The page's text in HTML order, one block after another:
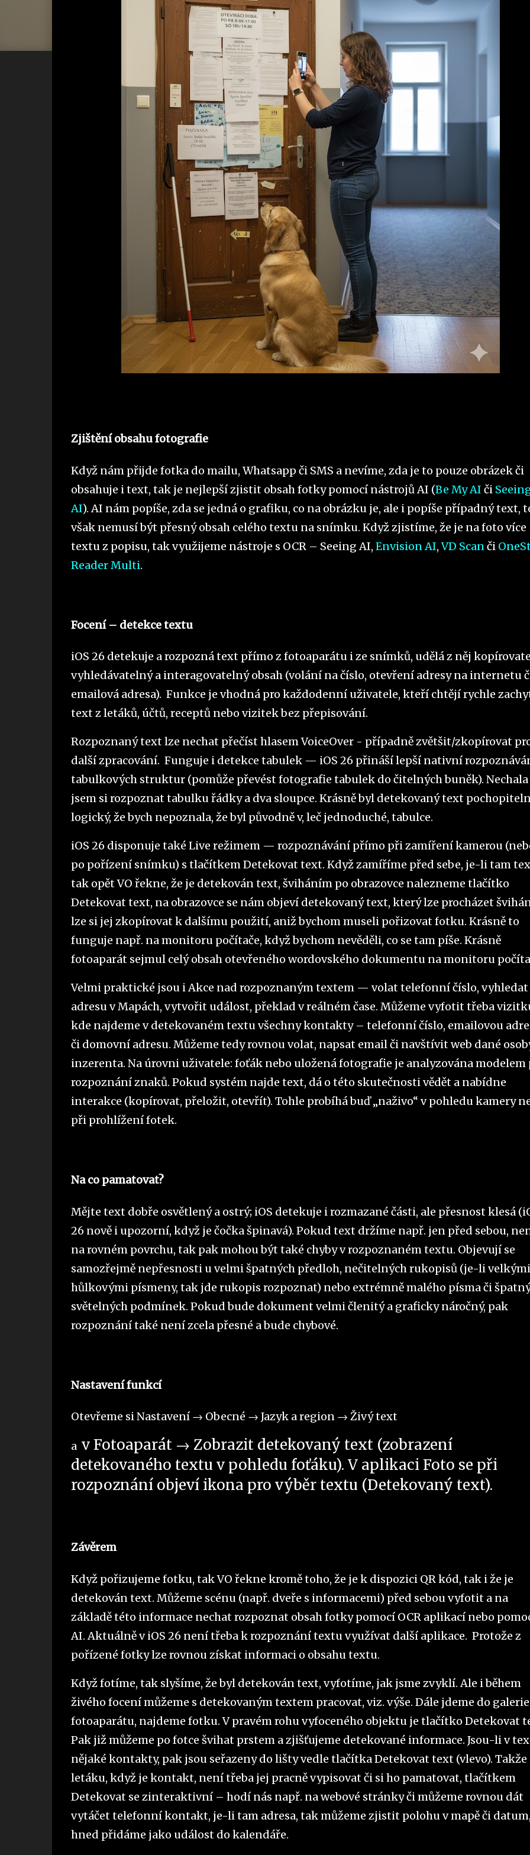
Zjištění obsahu fotografie
Když nám přijde fotka do mailu, Whatsapp či SMS a nevíme, zda je to pouze obrázek či
obsahuje i text, tak je nejlepší zjistit obsah fotky pomocí nástrojů AI (Be My AI či
AI). AI nám popíše, zda se jedná o grafiku, co na obrázku je, ale i popíše případný text,
však nemusí být přesný obsah celého textu na snímku. Když zjistíme, že je na foto více
textu z popisu, tak využijeme nástroje s OCR – Seeing AI, Envision AI,VD Scan či
Reader Multi.
Focení – detekce textu
iOS 26 detekuje a rozpozná text přímo z fotoaparátu i ze snímků, udělá z něj
vyhledávatelný a interagovatelný obsah (volání na číslo, otevření adresy na internetu
emailová adresa). Funkce je vhodná pro každodenní uživatele, kteří chtějí rychle
text z letáků, účtů, receptů nebo vizitek bez přepisování.
Rozpoznaný text lze nechat přečíst hlasem VoiceOver - případně zvětšit/zkopírovat
další zpracování. Funguje i detekce tabulek — iOS 26 přináší lepší nativní
tabulkových struktur (pomůže převést fotografie tabulek do čitelných buněk). Nechala
jsem si rozpoznat tabulku řádky a dva sloupce. Krásně byl detekovaný text
logický, že bych nepoznala, že byl původně v, leč jednoduché, tabulce.
iOS 26 disponuje také Live režimem — rozpoznávání přímo při zamíření kamerou
po pořízení snímku) s tlačítkem Detekovat text. Když zamíříme před sebe, je-li tam
tak opět VO řekne, že je detekován text, šviháním po obrazovce nalezneme tlačítko
Detekovat text, na obrazovce se nám objeví detekovaný text, který lze procházet
lze si jej zkopírovat k dalšímu použití, aniž bychom museli pořizovat fotku. Krásně to
funguje např. na monitoru počítače, když bychom nevěděli, co se tam píše. Krásně
fotoaparát sejmul celý obsah otevřeného wordovského dokumentu na monitoru
Velmi praktické jsou i Akce nad rozpoznaným textem — volat telefonní číslo, vyhledat
adresu v Mapách, vytvořit událost, překlad v reálném čase. Můžeme vyfotit třeba
kde najdeme v detekovaném textu všechny kontakty – telefonní číslo, emailovou
či domovní adresu. Můžeme tedy rovnou volat, napsat email či navštívit web dané
inzerenta. Na úrovni uživatele: foťák nebo uložená fotografie je analyzována modelem
rozpoznání znaků. Pokud systém najde text, dá o této skutečnosti vědět a nabídne
interakce (kopírovat, přeložit, otevřít). Tohle probíhá buď „naživo“ v pohledu kamery
při prohlížení fotek.
Na co pamatovat?
Mějte text dobře osvětlený a ostrý; iOS detekuje i rozmazané části, ale přesnost klesá
26 nově i upozorní, když je čočka špinavá). Pokud text držíme např. jen před sebou,
na rovném povrchu, tak pak mohou být také chyby v rozpoznaném textu. Objevují se
samozřejmě nepřesnosti u velmi špatných předloh, nečitelných rukopisů (je-li
hůlkovými písmeny, tak jde rukopis rozpoznat) nebo extrémně malého písma či
světelných podmínek. Pokud bude dokument velmi členitý a graficky náročný, pak
rozpoznání také není zcela přesné a bude chybové.
Nastavení funkcí
Otevřeme si Nastavení → Obecné → Jazyk a region → Živý text
a v Fotoaparát → Zobrazit detekovaný text (zobrazení
detekovaného textu v pohledu foťáku). V aplikaci Foto se při
rozpoznání objeví ikona pro výběr textu (Detekovaný text).
Závěrem
Když pořizujeme fotku, tak VO řekne kromě toho, že je k dispozici QR kód, tak i že je
detekován text. Můžeme scénu (např. dveře s informacemi) před sebou vyfotit a na
základě této informace nechat rozpoznat obsah fotky pomocí OCR aplikací nebo
AI. Aktuálně v iOS 26 není třeba k rozpoznání textu využívat další aplikace. Protože z
pořízené fotky lze rovnou získat informaci o obsahu textu.
Když fotíme, tak slyšíme, že byl detekován text, vyfotíme, jak jsme zvyklí. Ale i během
živého focení můžeme s detekovaným textem pracovat, viz. výše. Dále jdeme do galerie
fotoaparátu, najdeme fotku. V pravém rohu vyfoceného objektu je tlačítko Detekovat
Pak již můžeme po fotce švihat prstem a zjišťujeme detekované informace. Jsou-li v
nějaké kontakty, pak jsou seřazeny do lišty vedle tlačítka Detekovat text (vlevo). Takže
letáku, když je kontakt, není třeba jej pracně vypisovat či si ho pamatovat, tlačítkem
Detekovat se zinteraktivní – hodí nás např. na webové stránky či můžeme rovnou dát
vytáčet telefonní kontakt, je-li tam adresa, tak můžeme zjistit polohu v mapě či datum,
hned přidáme jako událost do kalendáře.